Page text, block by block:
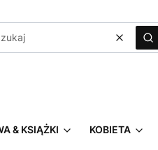
Wyczyść
& KSIĄŻKI KOBIETA